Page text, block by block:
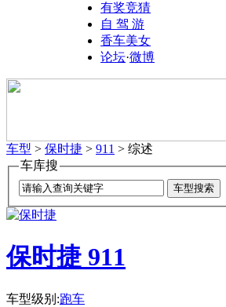
有奖竞猜
自 驾 游
香车美女
论坛·微博
车型 > 保时捷 > 911 > 综述
车库搜
保时捷 911
车型级别:跑车